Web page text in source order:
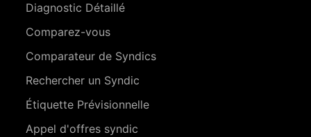
Diagnostic Détaillé
Comparez-vous
Comparateur de Syndics
Rechercher un Syndic
Étiquette Prévisionnelle
Appel d'offres syndic